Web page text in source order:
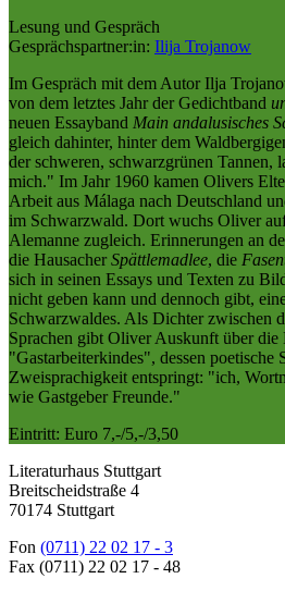
Lesung und Gespräch
Gesprächspartner:in: Ilija Trojanow
Im Gespräch mit dem Autor Ilja
von dem letztes Jahr der Gedichtband
neuen Essayband Main andalusisches
gleich dahinter, hinter dem
der schweren, schwarzgrünen Tannen,
mich." Im Jahr 1960 kamen Olivers
Arbeit aus Málaga nach Deutschland
im Schwarzwald. Dort wuchs Oliver
Alemanne zugleich. Erinnerungen an
die HausacherSpättlemadlee, die
sich in seinen Essays und Texten zu
nicht geben kann und dennoch gibt,
Schwarzwaldes. Als Dichter zwischen
Sprachen gibt Oliver Auskunft über die
"Gastarbeiterkindes", dessen poetische
Zweisprachigkeit entspringt: "ich,
wie Gastgeber Freunde."
Eintritt: Euro 7,-/5,-/3,50
Literaturhaus Stuttgart
Breitscheidstraße 4
70174 Stuttgart
Fon (0711) 22 02 17 - 3
Fax (0711) 22 02 17 - 48